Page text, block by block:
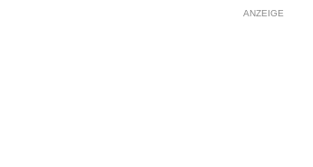
ANZEIGE